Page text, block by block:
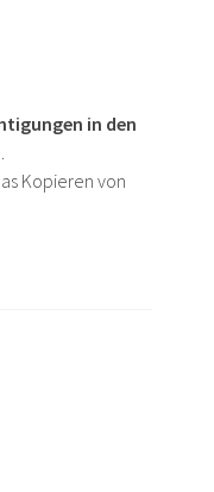
in den
Kopieren von